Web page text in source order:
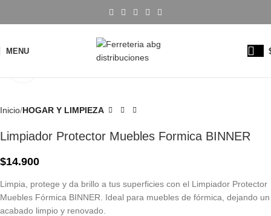
MENU
Inicio HOGAR Y LIMPIEZA
Limpiador Protector Muebles Formica BINNER
$14.900
Limpia, protege y da brillo a tus superficies con el Limpiador Protector
Muebles Fórmica BINNER. Ideal para muebles de fórmica, dejando un
acabado limpio y renovado.